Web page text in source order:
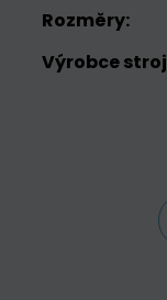
Rozměry:
Výrobce